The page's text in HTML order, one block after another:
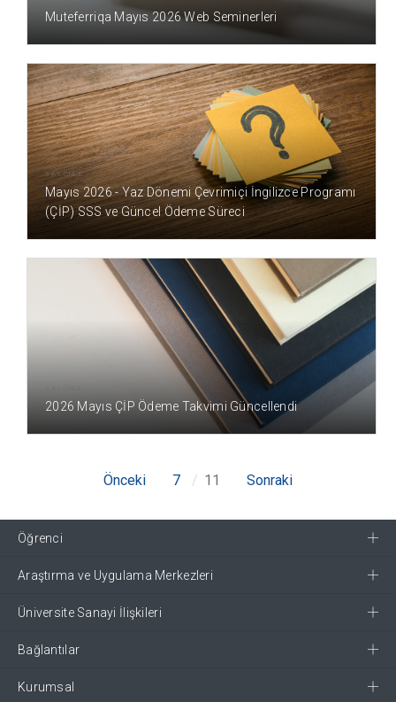
Muteferriqa Mayıs 2026 Web Seminerleri
3 AY ÖNCE
Mayıs 2026 - Yaz Dönemi Çevrimiçi İngilizce Programı
(ÇİP) SSS ve Güncel Ödeme Süreci
2026 Mayıs ÇİP Ödeme Takvimi Güncellendi
Önceki 7 11 Sonraki
Öğrenci
Araştırma ve Uygulama Merkezleri
Üniversite Sanayi İlişkileri
Bağlantılar
Kurumsal